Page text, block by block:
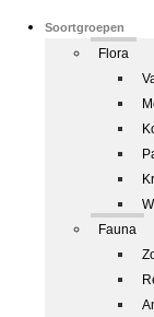
Soortgroepen
Flora
Fauna